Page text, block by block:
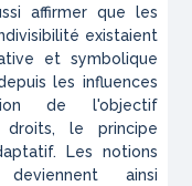
affirmer que les
existaient
et symbolique
les influences
de l'objectif
le principe
Les notions
ainsi